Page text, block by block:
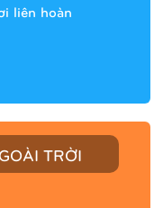
liên hoàn
TRỜI